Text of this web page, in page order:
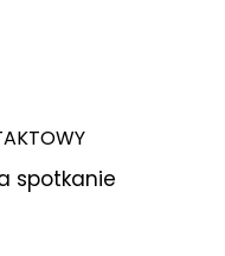
spotkanie